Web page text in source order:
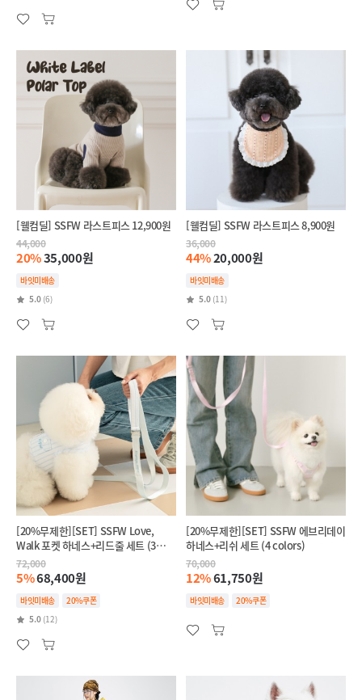
[웰컴딜] SSFW 라스트피스 12,900원
44,000
20%35,000원
바잇미배송
5.0 (6)
[웰컴딜] SSFW 라스트피스 8,900원
36,000
44%20,000원
바잇미배송
5.0 (11)
[20%무제한][SET] SSFW Love,
Walk 포켓 하네스+리드줄 세트 (3
colors)
72,000
5%68,400원
바잇미배송
20%쿠폰
5.0 (12)
[20%무제한][SET] SSFW 에브리데이
하네스+리쉬 세트 (4 colors)
70,000
12%61,750원
바잇미배송 20%쿠폰